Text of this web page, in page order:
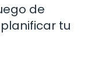
de
tu